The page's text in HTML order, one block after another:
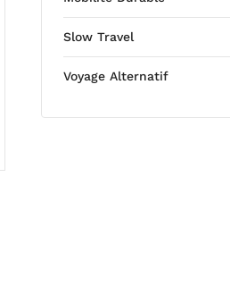
Slow Travel
Voyage Alternatif